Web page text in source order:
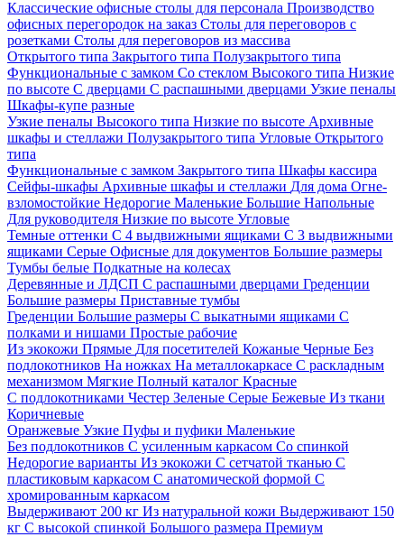
Классические офисные столы для персонала Производство
офисных перегородок на заказ Столы для переговоров с
розетками Столы для переговоров из массива
Открытого типа Закрытого типа Полузакрытого типа
Функциональные с замком Со стеклом Высокого типа Низкие
по высоте С дверцами С распашными дверцами Узкие пеналы
Шкафы-купе разные
Узкие пеналы Высокого типа Низкие по высоте Архивные
шкафы и стеллажи Полузакрытого типа Угловые Открытого
типа
Функциональные с замком Закрытого типа Шкафы кассира
Сейфы-шкафы Архивные шкафы и стеллажи Для дома Огне-
взломостойкие Недорогие Маленькие Большие Напольные
Для руководителя Низкие по высоте Угловые
Темные оттенки С 4 выдвижными ящиками С 3 выдвижными
ящиками Серые Офисные для документов Большие размеры
Тумбы белые Подкатные на колесах
Деревянные и ЛДСП С распашными дверцами Греденции
Большие размеры Приставные тумбы
Греденции Большие размеры С выкатными ящиками С
полками и нишами Простые рабочие
Из экокожи Прямые Для посетителей Кожаные Черные Без
подлокотников На ножках На металлокаркасе С раскладным
механизмом Мягкие Полный каталог Красные
С подлокотниками Честер Зеленые Серые Бежевые Из ткани
Коричневые
Оранжевые Узкие Пуфы и пуфики Маленькие
Без подлокотников С усиленным каркасом Со спинкой
Недорогие варианты Из экокожи С сетчатой тканью С
пластиковым каркасом С анатомической формой С
хромированным каркасом
Выдерживают 200 кг Из натуральной кожи Выдерживают 150
кг С высокой спинкой Большого размера Премиум